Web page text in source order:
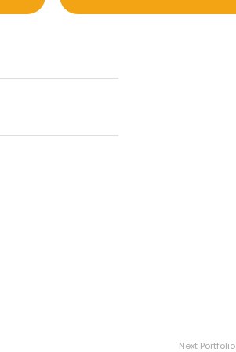
Next Portfolio